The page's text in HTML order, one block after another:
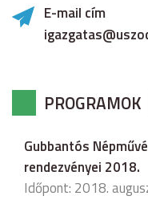
E-mail cím
PROGRAMOK
Gubbantós
rendezvényei 2018.
Időpont: 2018.